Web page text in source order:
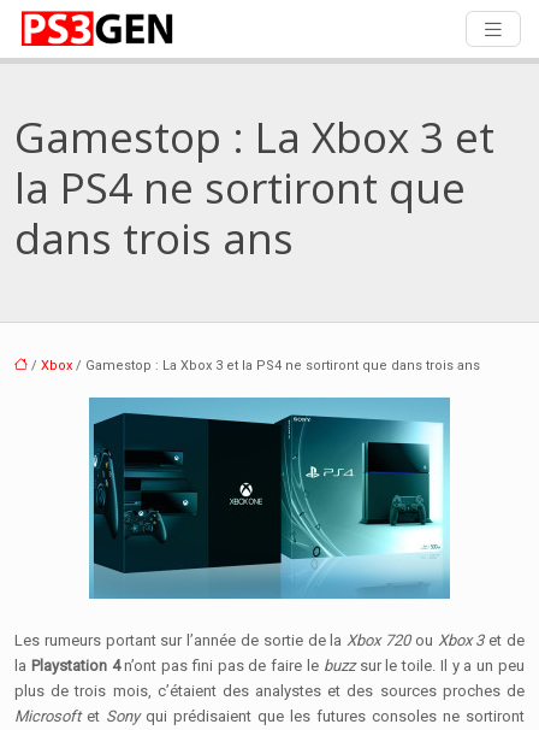
Gamestop : La Xbox 3 et
la PS4 ne sortiront que
dans trois ans
/ Xbox / Gamestop : La Xbox 3 et la PS4 ne sortiront que dans trois ans
Les rumeurs portant sur l’année de sortie de la Xbox 720ou Xbox 3et de
la Playstation 4n’ont pas fini pas de faire le buzzsur le toile. Il y a un peu
plus de trois mois, c’étaient des analystes et des sources proches de
Microsoftet Sonyqui prédisaient que les futures consoles ne sortiront